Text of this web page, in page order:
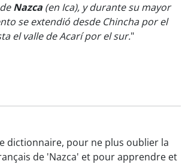
Nazca (en Ica), y durante su mayor
se extendió desde Chincha por el
el valle de Acarí por el sur."
dictionnaire, pour ne plus oublier la
de 'Nazca' et pour apprendre et